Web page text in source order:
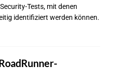
Tests, mit denen
identifiziert werden können.